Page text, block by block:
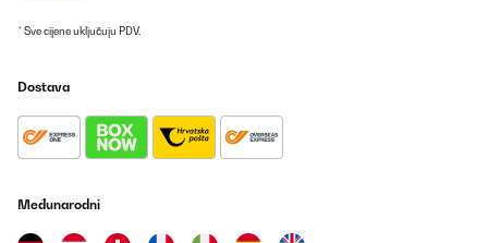
* Sve cijene uključuju PDV.
Dostava
Međunarodni